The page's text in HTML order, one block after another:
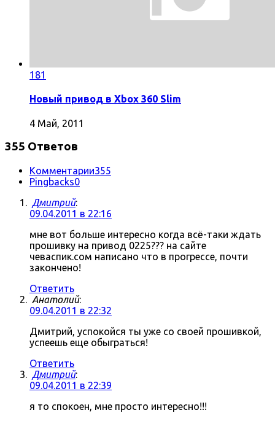
181
Новый привод в Xbox 360 Slim
4 Май, 2011
355 Ответов
Комментарии355
Pingbacks0
Дмитрий:
09.04.2011 в 22:16
мне вот больше интересно когда всё-таки ждать
прошивку на привод 0225??? на сайте
чеваспик.сом написано что в прогрессе, почти
закончено!
Ответить
Анатолий:
09.04.2011 в 22:32
Дмитрий, успокойся ты уже со своей прошивкой,
успеешь еще обыграться!
Ответить
Дмитрий:
09.04.2011 в 22:39
я то спокоен, мне просто интересно!!!